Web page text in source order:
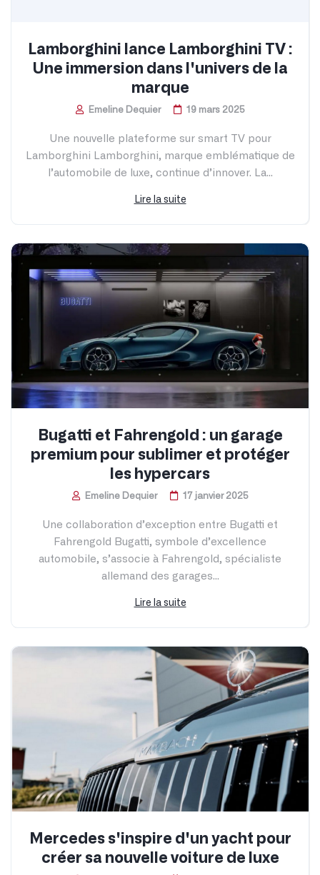
Lamborghini lance Lamborghini TV :
Une immersion dans l'univers de la
marque
Emeline Dequier 19 mars 2025
Une nouvelle plateforme sur smart TV pour
Lamborghini Lamborghini, marque emblématique de
l’automobile de luxe, continue d’innover. La...
Lire la suite
Bugatti et Fahrengold : un garage
premium pour sublimer et protéger
les hypercars
Emeline Dequier 17 janvier 2025
Une collaboration d’exception entre Bugatti et
Fahrengold Bugatti, symbole d’excellence
automobile, s’associe à Fahrengold, spécialiste
allemand des garages...
Lire la suite
Mercedes s'inspire d'un yacht pour
créer sa nouvelle voiture de luxe